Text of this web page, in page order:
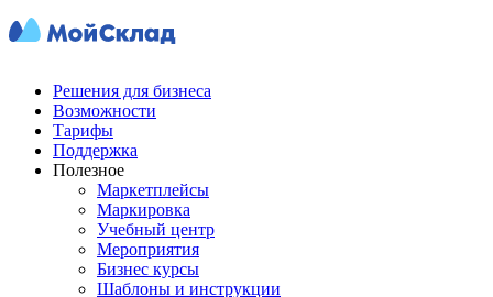
Решения для бизнеса
Возможности
Тарифы
Поддержка
Полезное
Маркетплейсы
Маркировка
Учебный центр
Мероприятия
Бизнес курсы
Шаблоны и инструкции